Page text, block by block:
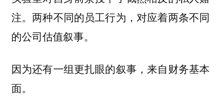
注。两种不同的员工行为，对应着两条不同
的公司估值叙事。
因为还有一组更扎眼的叙事，来自财务基本
面。